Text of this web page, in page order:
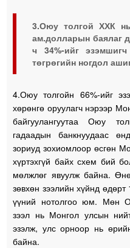
3.Оюу толгой ХХК
ам.долларын баялаг
ч 34%-ийг
төгрөгийн ногдол
4.Оюу толгойн 66%-ийг
хөрөнгө оруулагч нэрээр
байгуулангуутаа Оюу
гадаадын банкнуудаас
зориуд зохиомлоор өсгөн
хүртэхгүй байх схем бий
мөлжлөг явуулж байна.
зөвхөн зээлийн хүйнд
үүний нотолгоо юм. Мөн
зээл нь Монгол улсын
эзэлж, улс орноор нь
байна.